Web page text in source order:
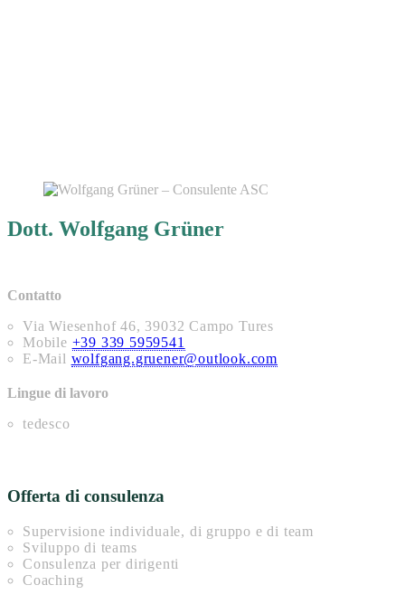
Dott. Wolfgang Grüner
Contatto
Via Wiesenhof 46, 39032 Campo Tures
Mobile +39 339 5959541
E-Mail wolfgang.gruener@outlook.com
Lingue di lavoro
tedesco
Offerta di consulenza
Supervisione individuale, di gruppo e di team
Sviluppo di teams
Consulenza per dirigenti
Coaching